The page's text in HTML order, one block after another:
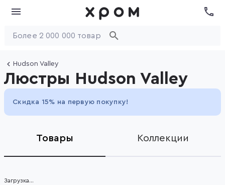
Hudson Valley
Люстры Hudson Valley
Скидка 15% на первую покупку!
Товары Коллекции
Загрузка...